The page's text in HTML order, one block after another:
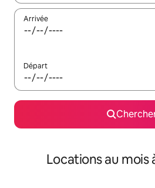
Arrivée
Départ
Locations au mois